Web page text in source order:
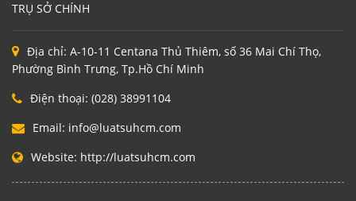
TRỤ SỞ CHÍNH
Địa chỉ: A-10-11 Centana Thủ Thiêm, số 36 Mai Chí Thọ,
Phường Bình Trưng, Tp.Hồ Chí Minh
Điện thoại: (028) 38991104
Email: info@luatsuhcm.com
Website: http://luatsuhcm.com